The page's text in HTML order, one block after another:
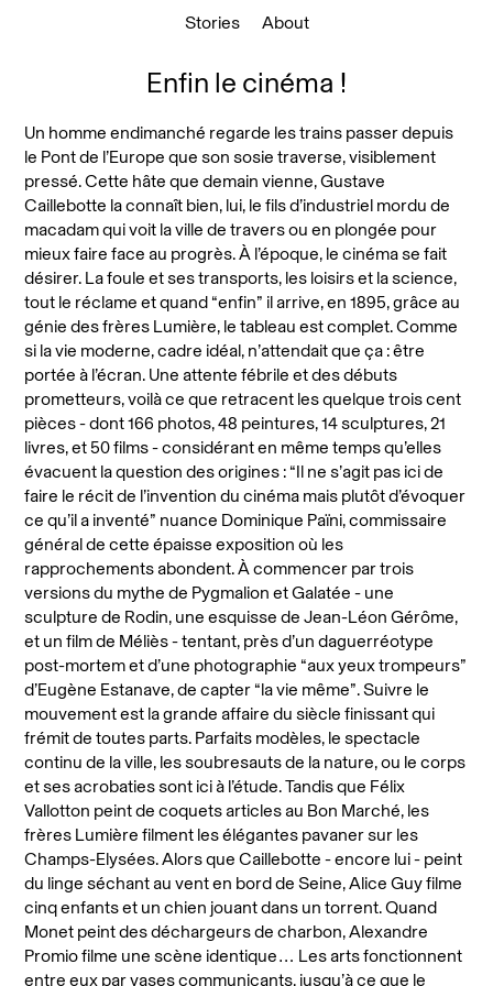
Stories About
Enfin le cinéma !
Un homme endimanché regarde les trains passer depuis
le Pont de l’Europe que son sosie traverse, visiblement
pressé. Cette hâte que demain vienne, Gustave
Caillebotte la connaît bien, lui, le fils d’industriel mordu de
macadam qui voit la ville de travers ou en plongée pour
mieux faire face au progrès. À l’époque, le cinéma se fait
désirer. La foule et ses transports, les loisirs et la science,
tout le réclame et quand “enfin” il arrive, en 1895, grâce au
génie des frères Lumière, le tableau est complet. Comme
si la vie moderne, cadre idéal, n’attendait que ça : être
portée à l’écran. Une attente fébrile et des débuts
prometteurs, voilà ce que retracent les quelque trois cent
pièces - dont 166 photos, 48 peintures, 14 sculptures, 21
livres, et 50 films - considérant en même temps qu’elles
évacuent la question des origines : “Il ne s’agit pas ici de
faire le récit de l’invention du cinéma mais plutôt d’évoquer
ce qu’il a inventé” nuance Dominique Païni, commissaire
général de cette épaisse exposition où les
rapprochements abondent. À commencer par trois
versions du mythe de Pygmalion et Galatée - une
sculpture de Rodin, une esquisse de Jean-Léon Gérôme,
et un film de Méliès - tentant, près d’un daguerréotype
post-mortem et d’une photographie “aux yeux trompeurs”
d’Eugène Estanave, de capter “la vie même”. Suivre le
mouvement est la grande affaire du siècle finissant qui
frémit de toutes parts. Parfaits modèles, le spectacle
continu de la ville, les soubresauts de la nature, ou le corps
et ses acrobaties sont ici à l’étude. Tandis que Félix
Vallotton peint de coquets articles au Bon Marché, les
frères Lumière filment les élégantes pavaner sur les
Champs-Elysées. Alors que Caillebotte - encore lui - peint
du linge séchant au vent en bord de Seine, Alice Guy filme
cinq enfants et un chien jouant dans un torrent. Quand
Monet peint des déchargeurs de charbon, Alexandre
Promio filme une scène identique… Les arts fonctionnent
entre eux par vases communicants, jusqu’à ce que le